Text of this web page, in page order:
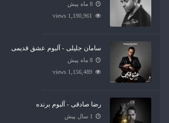
8 ماه پیش
1,190,961 views
سامان جلیلی - آلبوم عشق قدیمی
8 ماه پیش
1,156,489 views
رضا صادقی - آلبوم برنده
1 سال پیش